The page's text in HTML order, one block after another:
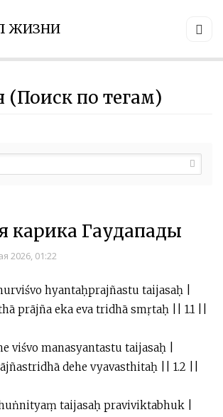
ЖИЗНИ
(Поиск по тегам)
карика Гаудапады
2026, 01:22
hyantaḥprajñastu taijasaḥ |
prājña eka eva tridhā smṛtaḥ || 1.1 ||
viśvo manasyantastu taijasaḥ |
dehe vyavasthitaḥ || 1.2 ||
taijasaḥ praviviktabhuk |